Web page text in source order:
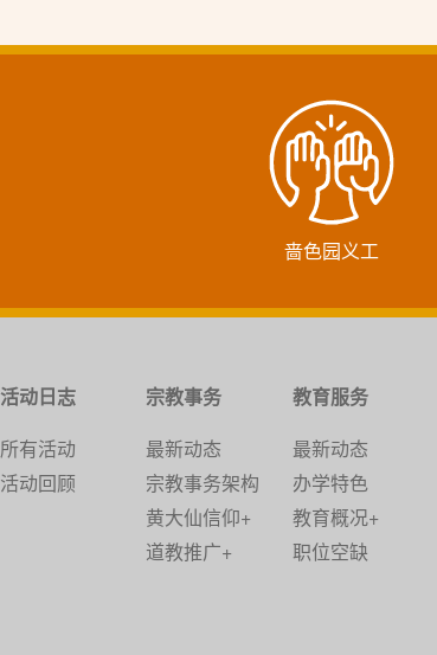
啬色园义工
活动日志
所有活动
活动回顾
宗教事务
最新动态
宗教事务架构
黄大仙信仰+
道教推广+
教育服务
最新动态
办学特色
教育概况+
职位空缺